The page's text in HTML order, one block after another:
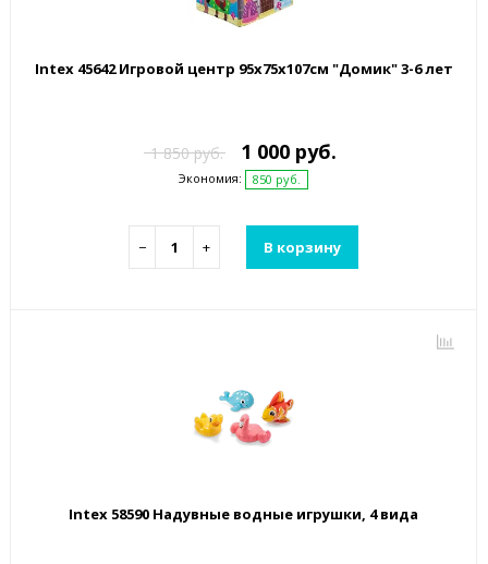
Intex 45642 Игровой центр 95х75х107см "Домик" 3-6 лет
1 850 руб. 1 000 руб.
Экономия: 850 руб.
− + В корзину
Intex 58590 Надувные водные игрушки, 4 вида